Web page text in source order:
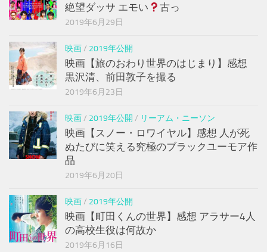
絶望ダッサ エモい
古っ
2019年6月29日
映画/ 2019年公開
映画【旅のおわり世界のはじまり】感想
黒沢清、前田敦子を撮る
2019年6月23日
映画/ 2019年公開 / リーアム・ニーソン
映画【スノー・ロワイヤル】感想 人が死
ぬたびに笑える究極のブラックユーモア作
品
2019年6月20日
映画/ 2019年公開
映画【町田くんの世界】感想 アラサー4人
の高校生役は何故か
2019年6月16日